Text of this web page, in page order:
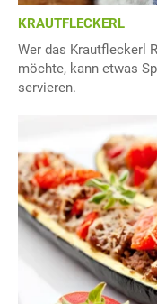
KRAUTFLECKERL
Wer das Krautfleckerl
möchte, kann etwas
servieren.